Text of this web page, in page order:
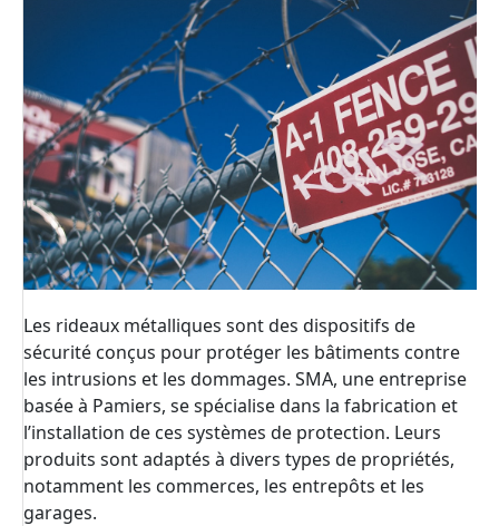
Les rideaux métalliques sont des dispositifs de
sécurité conçus pour protéger les bâtiments contre
les intrusions et les dommages. SMA, une entreprise
basée à Pamiers, se spécialise dans la fabrication et
l’installation de ces systèmes de protection. Leurs
produits sont adaptés à divers types de propriétés,
notamment les commerces, les entrepôts et les
garages.